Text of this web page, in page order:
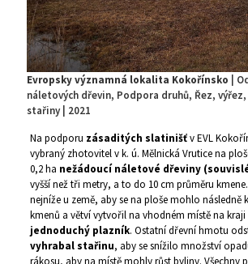
Evropsky významná lokalita Kokořínsko |
náletových dřevin, Podpora druhů, Řez,
stařiny | 2021
Na podporu zásaditých slatinišťv EVL
vybraný zhotovitel v k. ú. Mělnická Vrutice na
0,2 ha nežádoucí náletové dřeviny
vyšší než tři metry, a to do 10 cm průměru
nejníže u země, aby se na ploše mohlo následně
kmenů a větví vytvořil na vhodném místě na
jednoduchý plazník. Ostatní dřevní hmotu
vyhrabal stařinu, aby se snížilo množství
rákosu, aby na místě mohly růst byliny. Všechny